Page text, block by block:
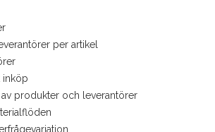
per artikel
produkter och leverantörer